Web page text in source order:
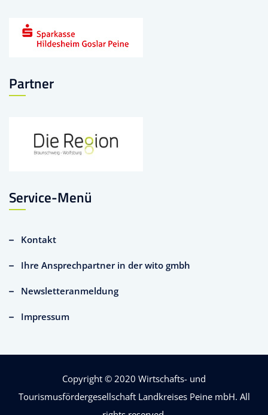
Partner
Service-Menü
Kontakt
Ihre Ansprechpartner in der wito gmbh
Newsletteranmeldung
Impressum
Copyright © 2020 Wirtschafts- und
Tourismusfördergesellschaft Landkreises Peine mbH. All